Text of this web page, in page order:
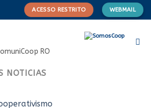
ACESSO RESTRITO WEBMAIL
RO
NOTICIAS